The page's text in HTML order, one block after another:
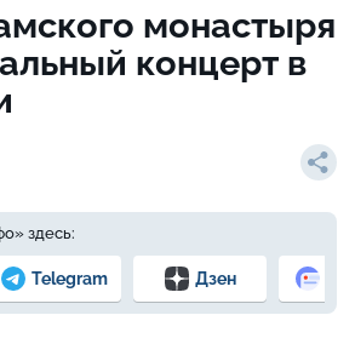
монастыря
концерт в
здесь:
Telegram Дзен